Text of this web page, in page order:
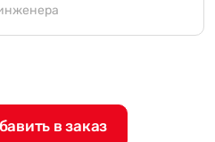
в заказ